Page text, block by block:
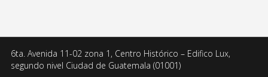
6ta. Avenida 11-02 zona 1, Centro Histórico – Edifico Lux,
segundo nivel Ciudad de Guatemala (01001)